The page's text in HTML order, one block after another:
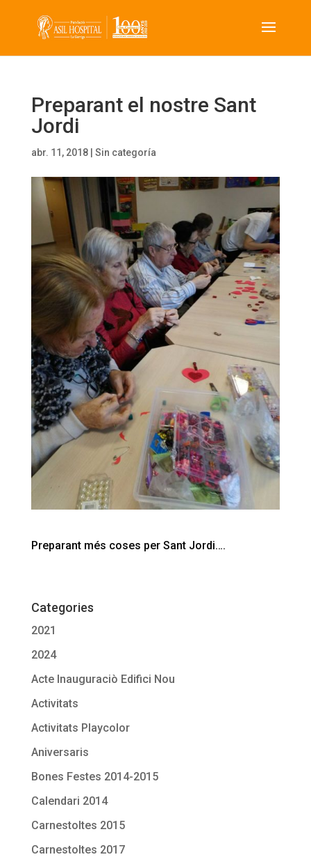
Preparant el nostre Sant
Jordi
abr. 11, 2018| Sin categoría
Preparant més coses per Sant Jordi….
Categories
2021
2024
Acte Inauguraciò Edifici Nou
Activitats
Activitats Playcolor
Aniversaris
Bones Festes 2014-2015
Calendari 2014
Carnestoltes 2015
Carnestoltes 2017